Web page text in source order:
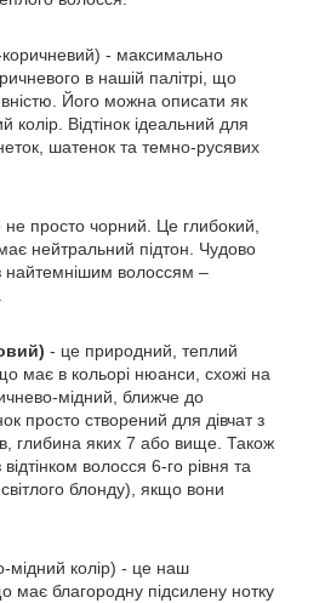
- максимально
в нашій палітрі, що
Його можна описати як
колір. Відтінок ідеальний для
шатенок та темно-русявих
просто чорний. Це глибокий,
нейтральний підтон. Чудово
найтемнішим волоссям –
- це природний, теплий
має в кольорі нюанси, схожі на
мідний, ближче до
просто створений для дівчат з
глибина яких 7 або вище. Також
відтінком волосся 6-го рівня та
блонду), якщо вони
мідний колір) - це наш
має благородну підсилену нотку